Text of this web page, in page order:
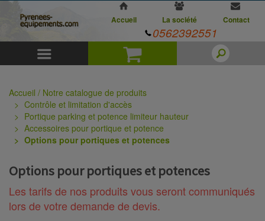
Panier
Accueil La société Contact
0562392551
Accueil / Notre catalogue de produits
Contrôle et limitation d'accès
Portique parking et potence limiteur hauteur
Accessoires pour portique et potence
Options pour portiques et potences
Options pour portiques et potences
Les tarifs de nos produits vous seront communiqués
lors de votre demande de devis.